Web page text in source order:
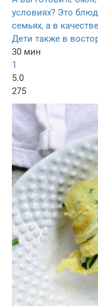
условиях? Это
семьях, а в
Дети также в
30 мин
1
5.0
275